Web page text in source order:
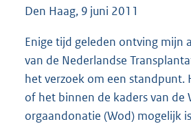
Den Haag, 9 juni 2011
Enige tijd geleden ontving mijn
van de Nederlandse
het verzoek om een standpunt.
of het binnen de kaders van de
orgaandonatie (Wod) mogelijk